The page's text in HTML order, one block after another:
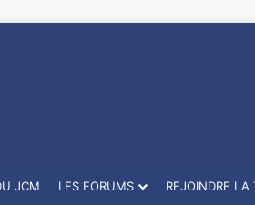
JCM LES FORUMS REJOINDRE LA